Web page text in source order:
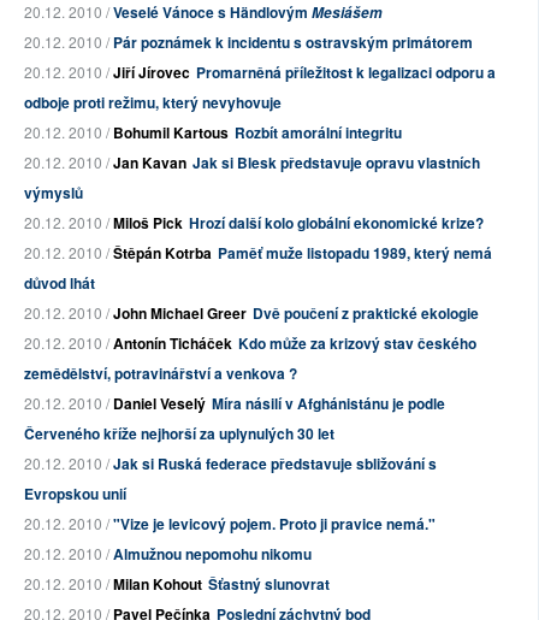
20.12. 2010 /Veselé Vánoce s Händlovým Mesiášem
20.12. 2010 /Pár poznámek k incidentu s ostravským primátorem
20.12. 2010 /Jiří Jírovec Promarněná příležitost k legalizaci odporu a
odboje proti režimu, který nevyhovuje
20.12. 2010 /Bohumil Kartous Rozbít amorální integritu
20.12. 2010 /Jan Kavan Jak si Blesk představuje opravu vlastních
výmyslů
20.12. 2010 /Miloš Pick Hrozí další kolo globální ekonomické krize?
20.12. 2010 /Štěpán Kotrba Paměť muže listopadu 1989, který nemá
důvod lhát
20.12. 2010 /John Michael Greer Dvě poučení z praktické ekologie
20.12. 2010 /Antonín Ticháček Kdo může za krizový stav českého
zemědělství, potravinářství a venkova ?
20.12. 2010 /Daniel Veselý Míra násilí v Afghánistánu je podle
Červeného kříže nejhorší za uplynulých 30 let
20.12. 2010 /Jak si Ruská federace představuje sbližování s
Evropskou unií
20.12. 2010 /"Vize je levicový pojem. Proto ji pravice nemá."
20.12. 2010 /Almužnou nepomohu nikomu
20.12. 2010 /Milan Kohout Šťastný slunovrat
20.12. 2010 /Pavel Pečínka Poslední záchytný bod